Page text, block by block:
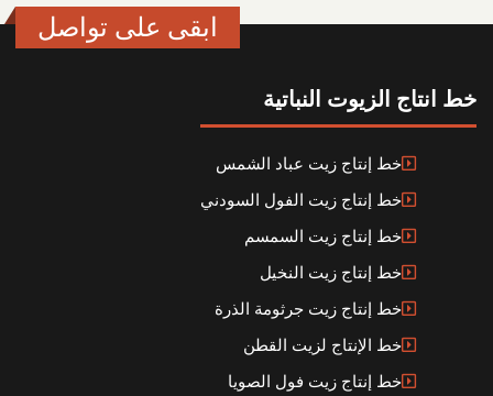
ابقى على تواصل
خط انتاج الزيوت النباتية
خط إنتاج زيت عباد الشمس
خط إنتاج زيت الفول السودني
خط إنتاج زيت السمسم
خط إنتاج زيت النخيل
خط إنتاج زيت جرثومة الذرة
خط الإنتاج لزيت القطن
خط إنتاج زيت فول الصويا